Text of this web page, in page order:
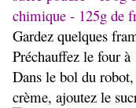
chimique - 125g de
Gardez quelques
Préchauffez le four à
Dans le bol du
crème, ajoutez le